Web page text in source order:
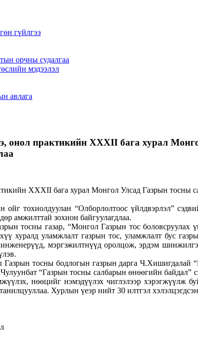
гүйлгээ
орчны судалгаа
мэдээлэл
авлага
практикийн XXXII бага хурал
тохиолдуулан “Олборлолтоос үйлдвэрлэл”
амжилттай зохион байгуулагдлаа.
тосны газар, “Монгол Газрын тос
хуралд уламжлалт газрын тос, уламжлалт бус
мэргэжилтнүүд оролцож, эрдэм
тосны бодлогын газрын дарга
“Газрын тосны салбарын өнөөгийн байдал”
нөөцийг нэмэдүүлэх чиглэлээр хэрэгжүүлж
Хурлын үеэр нийт 30 илтгэл